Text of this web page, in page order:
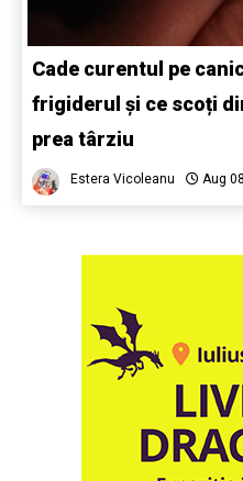
Cade curentul pe
frigiderul și ce scoți
prea târziu
Estera Vicoleanu Aug